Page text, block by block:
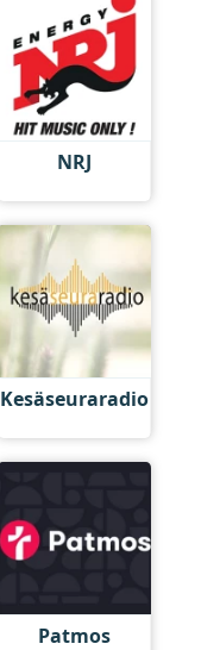
NRJ
Kesäseuraradio
Patmos